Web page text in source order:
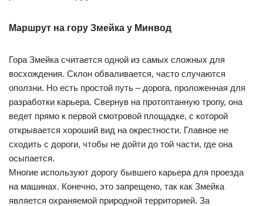
Маршрут на гору Змейка у Минвод
Гора Змейка считается одной из самых сложных для
восхождения. Склон обваливается, часто случаются
оползни. Но есть простой путь – дорога, проложенная для
разработки карьера. Свернув на протоптанную тропу, она
ведет прямо к первой смотровой площадке, с которой
открывается хороший вид на окрестности. Главное не
сходить с дороги, чтобы не дойти до той части, где она
осыпается.
Многие используют дорогу бывшего карьера для проезда
на машинах. Конечно, это запрещено, так как Змейка
является охраняемой природной территорией. За